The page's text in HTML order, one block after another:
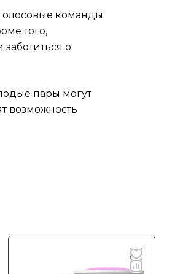
команды.
того,
о
пары могут
возможность